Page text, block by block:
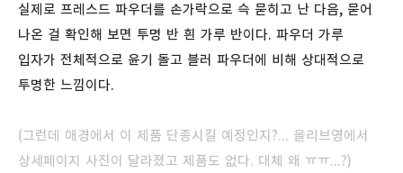
실제로 프레스드 파우더를 손가락으로 슥 묻히고 난 다음, 묻어
나온 걸 확인해 보면 투명 반 흰 가루 반이다. 파우더 가루
입자가 전체적으로 윤기 돌고 블러 파우더에 비해 상대적으로
투명한 느낌이다.
(그런데 애경에서 이 제품 단종시킬 예정인지?... 올리브영에서
상세페이지 사진이 달라졌고 제품도 없다. 대체 왜 ㅠㅠ...?)